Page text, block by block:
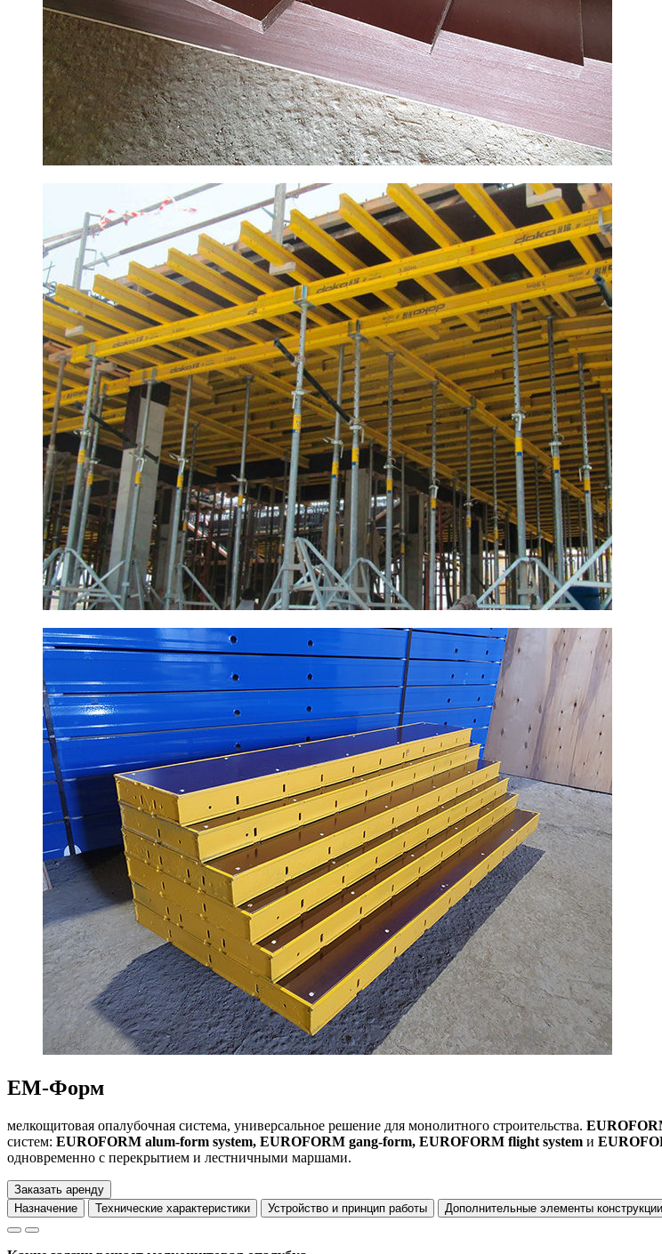
ЕМ-Форм
мелкощитовая опалубочная система, универсальное решение для монолитного строительства.
систем: EUROFORM alum-form system, EUROFORM gang-form, EUROFORM flight system и
одновременно с перекрытием и лестничными маршами.
Заказать аренду
Назначение
Технические характеристики Устройство и принцип работы Дополнительные элементы конструкции